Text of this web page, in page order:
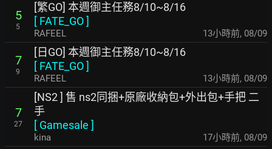
5
5
[繁GO] 本週御主任務8/10~8/16
[ FATE_GO]
RAFEEL 13小時前, 08/09
7
9
[日GO] 本週御主任務8/10~8/16
[ FATE_GO]
RAFEEL 13小時前, 08/09
7
27
[NS2 ] 售 ns2同捆+原廠收納包+外出包+手把 二
手
[ Gamesale ]
kina 17小時前, 08/09